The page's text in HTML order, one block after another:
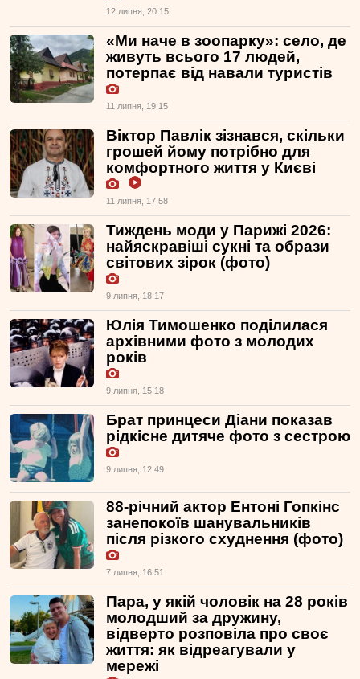
12 липня, 20:15
«Ми наче в зоопарку»: село, де
живуть всього 17 людей,
потерпає від навали туристів
11 липня, 19:15
Віктор Павлік зізнався, скільки
грошей йому потрібно для
комфортного життя у Києві
11 липня, 17:58
Тиждень моди у Парижі 2026:
найяскравіші сукні та образи
світових зірок (фото)
9 липня, 18:17
Юлія Тимошенко поділилася
архівними фото з молодих
років
9 липня, 15:18
Брат принцеси Діани показав
рідкісне дитяче фото з сестрою
9 липня, 12:49
88-річний актор Ентоні Гопкінс
занепокоїв шанувальників
після різкого схуднення (фото)
7 липня, 16:51
Пара, у якій чоловік на 28 років
молодший за дружину,
відверто розповіла про своє
життя: як відреагували у
мережі